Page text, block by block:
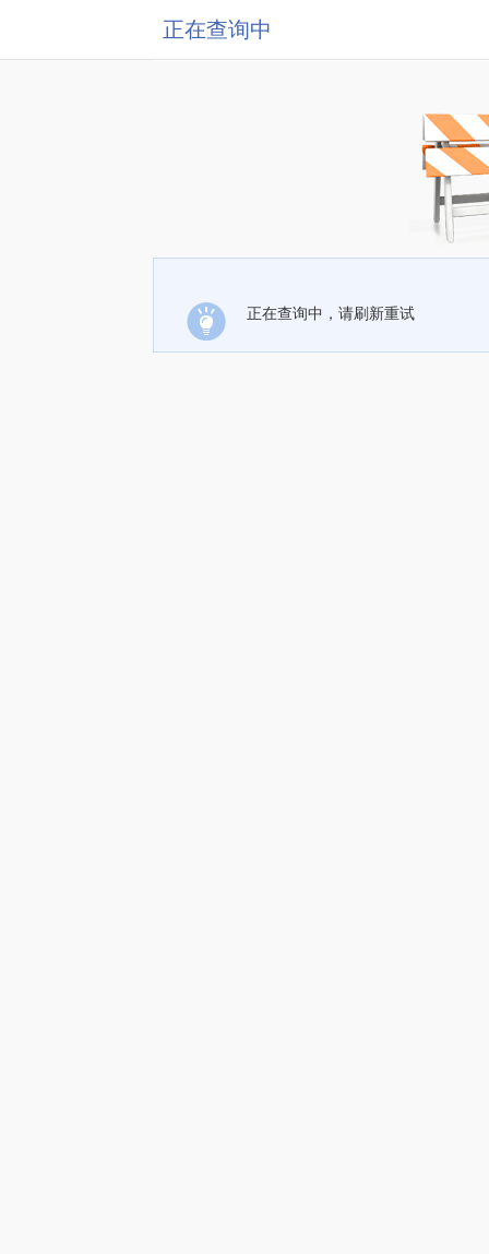
正在查询中
正在查询中，请刷新重试